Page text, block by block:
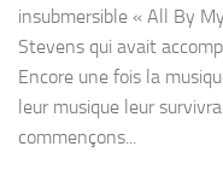
insubmersible « All By
Stevens qui avait
Encore une fois la
leur musique leur
commençons...